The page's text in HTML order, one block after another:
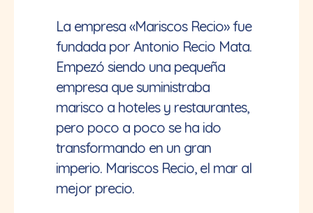
La empresa «Mariscos Recio» fue
fundada por Antonio Recio Mata.
Empezó siendo una pequeña
empresa que suministraba
marisco a hoteles y restaurantes,
pero poco a poco se ha ido
transformando en un gran
imperio. Mariscos Recio, el mar al
mejor precio.